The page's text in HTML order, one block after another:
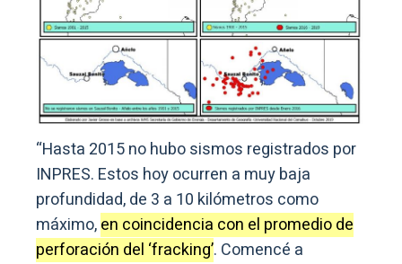
“Hasta 2015 no hubo sismos registrados por
INPRES. Estos hoy ocurren a muy baja
profundidad, de 3 a 10 kilómetros como
máximo,en coincidencia con el promedio de
perforación del ‘fracking’. Comencé a